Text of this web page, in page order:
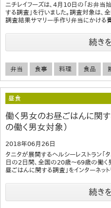
ニチレイフーズは、4月10日の「お弁当
する調査」を行いました。調査対象は
調査結果サマリー手作り弁当にかける
続き
弁当 食事 料理 食品
昼食
働く男女のお昼ごはんに関
の働く男女対象）
2018年06月26日
タニタが展開するヘルシーレストラン
日の2日間、全国の20歳～69歳の働く
昼ごはんに関する調査」をインターネッ
続き